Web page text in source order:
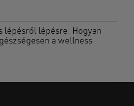
lépésről lépésre: Hogyan
a wellness